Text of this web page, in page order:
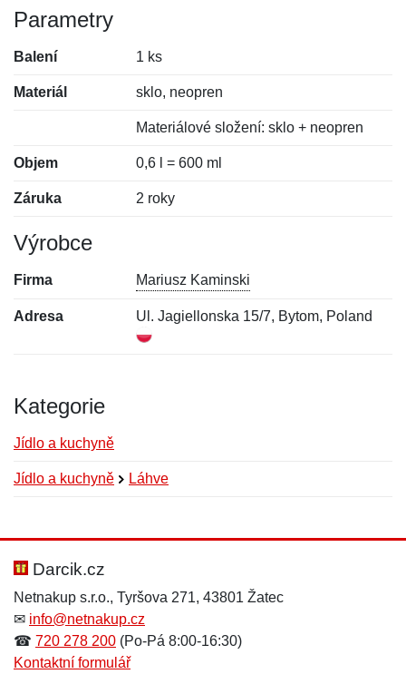
Parametry
Balení 1 ks
Materiál sklo, neopren
Materiálové složení: sklo + neopren
Objem 0,6 l = 600 ml
Záruka 2 roky
Výrobce
Firma Mariusz Kaminski
Adresa Ul. Jagiellonska 15/7, Bytom, Poland
Kategorie
Jídlo a kuchyně
Jídlo a kuchyně Láhve
Hodnocení:
Jméno: *
Jméno:
E-mail:*
Darcik.cz
Netnakup s.r.o., Tyršova 271, 43801 Žatec
✉ info@netnakup.cz
☎ 720 278 200 (Po-Pá 8:00-16:30)
Kontaktní formulář